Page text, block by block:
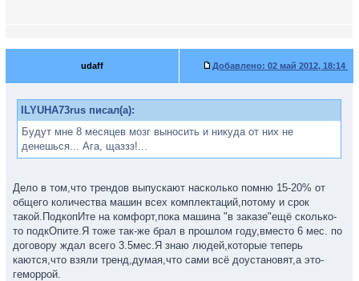
udaff Добавлено: 02 май 2012, 18:14
ILYUHA73rus писал(а):
Будут мне 8 месяцев мозг выносить и никуда от них не
денешься... Ага, щаззз!...
Дело в том,что трендов выпускают насколько помню 15-20% от
общего количества машин всех комплектаций,потому и срок
такой.ПодкопИте на комфорт,пока машина "в заказе"ещё сколько-
то подкОпите.Я тоже так-же брал в прошлом году,вместо 6 мес. по
договору ждал всего 3.5мес.Я знаю людей,которые теперь
каются,что взяли тренд,думая,что сами всё доустановят,а это-
геморрой.